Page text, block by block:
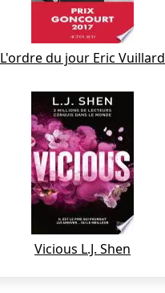
L'ordre du jour Eric Vuillard
Vicious L.J. Shen